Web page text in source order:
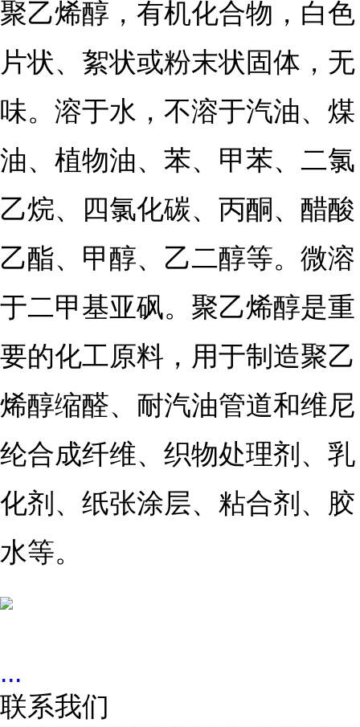
聚乙烯醇，有机化合物，白色
片状、絮状或粉末状固体，无
味。溶于水，不溶于汽油、煤
油、植物油、苯、甲苯、二氯
乙烷、四氯化碳、丙酮、醋酸
乙酯、甲醇、乙二醇等。微溶
于二甲基亚砜。聚乙烯醇是重
要的化工原料，用于制造聚乙
烯醇缩醛、耐汽油管道和维尼
纶合成纤维、织物处理剂、乳
化剂、纸张涂层、粘合剂、胶
水等。
...
联系我们